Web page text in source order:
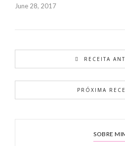
June 28, 2017
RECEITA
PRÓXIMA
SOBRE